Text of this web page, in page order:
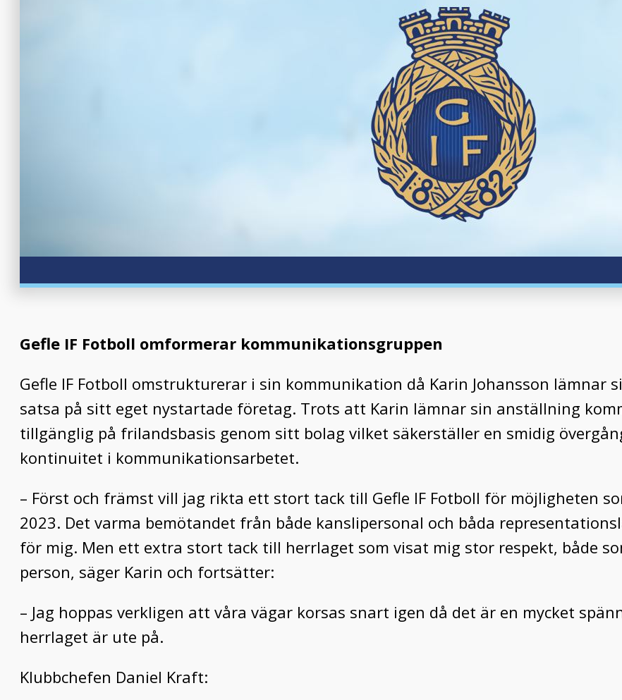
Gefle IF Fotboll omformerar kommunikationsgruppen
Gefle IF Fotboll omstrukturerar i sin kommunikation då Karin Johansson lämnar
satsa på sitt eget nystartade företag. Trots att Karin lämnar sin anställning
tillgänglig på frilandsbasis genom sitt bolag vilket säkerställer en smidig
kontinuitet i kommunikationsarbetet.
– Först och främst vill jag rikta ett stort tack till Gefle IF Fotboll för möjligheten
2023. Det varma bemötandet från både kanslipersonal och båda
för mig. Men ett extra stort tack till herrlaget som visat mig stor respekt, både
person, säger Karin och fortsätter:
– Jag hoppas verkligen att våra vägar korsas snart igen då det är en mycket
herrlaget är ute på.
Klubbchefen Daniel Kraft: